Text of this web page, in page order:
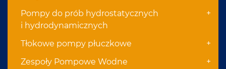
Pompy do prób hydrostatycznych
i hydrodynamicznych
+
Tłokowe pompy płuczkowe +
Zespoły Pompowe Wodne +